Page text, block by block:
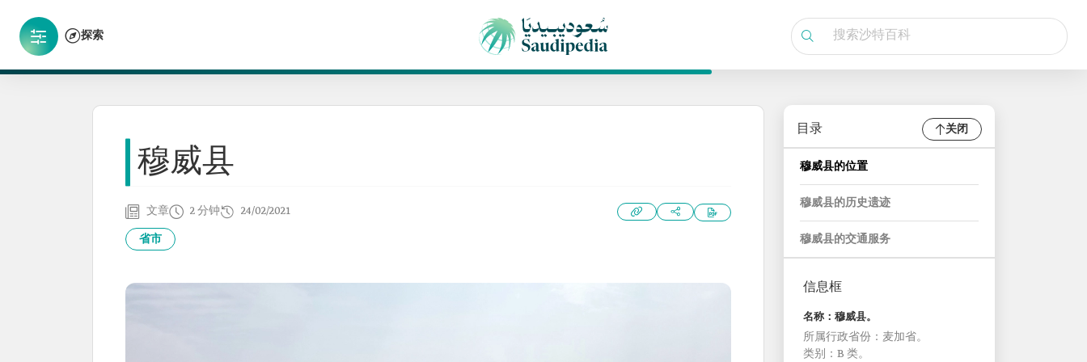
探索
穆威县
文章 2 分钟 24/02/2021
省市
目录 关闭
穆威县的位置
穆威县的历史遗迹
穆威县的交通服务
信息框
名称：穆威县。
所属行政省份：麦加省。
类别：B 类。